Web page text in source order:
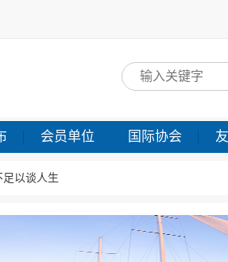
会员单位 国际协会
以谈人生